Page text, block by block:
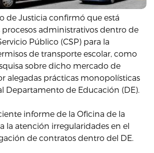
de Justicia confirmó que está
procesos administrativos dentro de
Público (CSP) para la
de transporte escolar, como
sobre dicho mercado de
alegadas prácticas monopolísticas
Departamento de Educación (DE).
informe de la Oficina de la
la atención irregularidades en el
de contratos dentro del DE.